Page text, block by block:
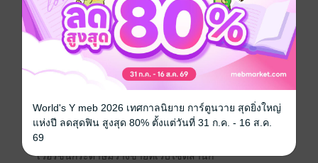
ประเภทไฟล์
วันที่วางขาย 10 มิถุนายน 2567
ความยาว 196 หน้า
สนใจเวอร์ชันกระดาษ เชิญทางนี้!
เวอร์ชันกระดาษมีวางขายที่เว็บไซต์สำนัก
World's Y meb 2026 เทศกาลนิยาย การ์ตูนวาย สุดยิ่งใหญ่
แห่งปี ลดสุดฟิน สูงสุด 80% ตั้งแต่วันที่ 31 ก.ค. - 16 ส.ค.
69